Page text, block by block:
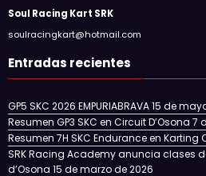
Soul Racing Kart SRK
soulracingkart@hotmail.com
Entradas recientes
GP5 SKC 2026 EMPURIABRAVA15 de
Resumen GP3 SKC en Circuit D’Osona 7
Resumen 7H SKC Endurance en Karting
SRK Racing Academy anuncia clases
d’Osona 15 de marzo de 2026